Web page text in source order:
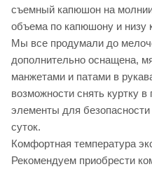
съемный капюшон на
объема по капюшону и низу
Мы все продумали до
дополнительно оснащена,
манжетами и патами в
возможности снять куртку
элементы для
суток.
Комфортная температура
Рекомендуем приобрести